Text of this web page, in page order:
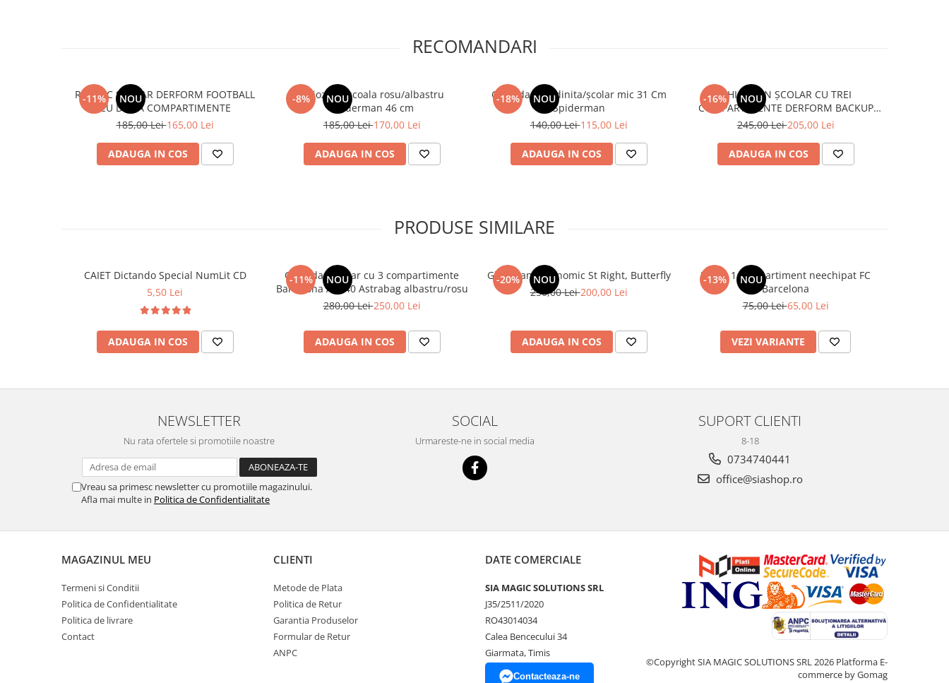
RECOMANDARI
-11% NOU
RUCSAC ȘCOLAR DERFORM FOOTBALL
CU DOUĂ COMPARTIMENTE
185,00 Lei165,00 Lei
ADAUGA IN COS
-8% NOU
Ghiozdan scoala rosu/albastru
Spiderman 46 cm
185,00 Lei170,00 Lei
ADAUGA IN COS
-18% NOU
Ghiozdan gradinita/școlar mic 31 Cm
Spiderman
140,00 Lei115,00 Lei
ADAUGA IN COS
-16% NOU
GHIOZDAN ȘCOLAR CU TREI
COMPARTIMENTE DERFORM BACKUP
MODEL X LEGEND DRAGON
245,00 Lei205,00 Lei
ADAUGA IN COS
PRODUSE SIMILARE
CAIET Dictando Special NumLit CD
5,50 Lei
ADAUGA IN COS
-11% NOU
Ghiozdan școlar cu 3 compartimente
Barcelona AB340 Astrabag albastru/rosu
280,00 Lei250,00 Lei
ADAUGA IN COS
-20% NOU
Ghiozdan ergonomic St Right, Butterfly
250,00 Lei200,00 Lei
ADAUGA IN COS
-13% NOU
Penar 1 compartiment neechipat FC
Barcelona
75,00 Lei65,00 Lei
VEZI VARIANTE
NEWSLETTER
Nu rata ofertele si promotiile noastre
Vreau sa primesc newsletter cu promotiile magazinului.
Afla mai multe in Politica de Confidentialitate
SOCIAL
Urmareste-ne in social media
SUPORT CLIENTI
8-18
0734740441
office@siashop.ro
MAGAZINUL MEU
Termeni si Conditii
Politica de Confidentialitate
Politica de livrare
Contact
CLIENTI
Metode de Plata
Politica de Retur
Garantia Produselor
Formular de Retur
ANPC
DATE COMERCIALE
SIA MAGIC SOLUTIONS SRL
J35/2511/2020
RO43014034
Calea Bencecului 34
Giarmata, Timis
Contacteaza-ne
©Copyright SIA MAGIC SOLUTIONS SRL 2026 Platforma E-
commerce by Gomag